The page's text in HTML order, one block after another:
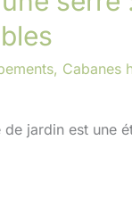
, Cabanes
de jardin est une